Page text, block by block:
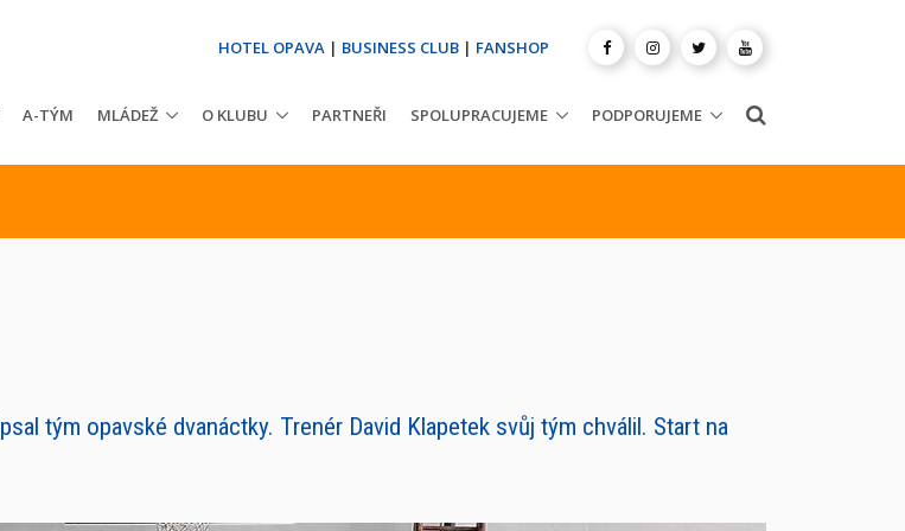
HOTEL OPAVA | BUSINESS CLUB | FANSHOP
A-TÝM MLÁDEŽ O KLUBU PARTNEŘI SPOLUPRACUJEME PODPORUJEME
tým opavské dvanáctky. Trenér David Klapetek svůj tým chválil. Start na